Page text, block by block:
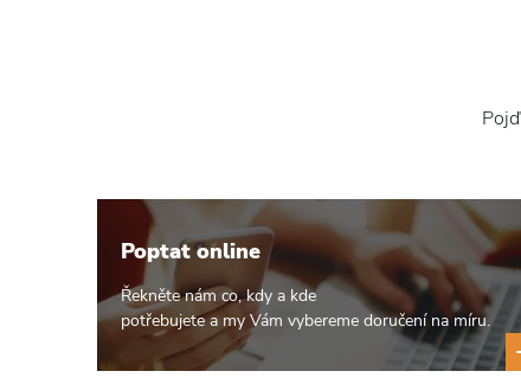
Poptat online
Řekněte nám co, kdy a kde
potřebujete a my Vám vybereme doručení na míru.